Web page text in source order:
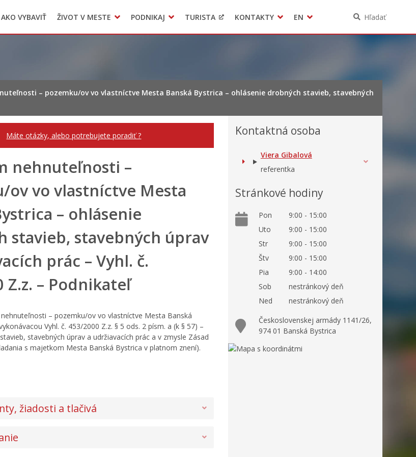
Pomoc pre Ukrajinu
Zmluvy, faktúry a objednávky
Ochrana osobných údajov
AKO VYBAVIŤ ŽIVOT V MESTE
Odpady, verejné priestranstvá
3D model mesta Banská Bystrica
PODNIKAJ TURISTA KONTAKTY EN
Accommodation
Contact
Hľadať
– pozemku/ov vo vlastníctve Mesta Banská Bystrica – ohlásenie drobných stavieb, stavebných
Máte otázky, alebo potrebujete poradiť ?
nehnuteľnosti –
ov vo vlastníctve Mesta
– ohlásenie
stavieb, stavebných úprav
prác – Vyhl. č.
Z.z. – Podnikateľ
– pozemku/ov vo vlastníctve Mesta Banská
Vyhl. č. 453/2000 Z.z. § 5 ods. 2 písm. a (k § 57) –
stavebných úprav a udržiavacích prác a v zmysle Zásad
s majetkom Mesta Banská Bystrica v platnom znení).
žiadosti a tlačivá
Kontaktná osoba
Viera Gibalová
referentka
Stránkové hodiny
Pon
9:00 - 15:00
Uto
9:00 - 15:00
Str
9:00 - 15:00
Štv
9:00 - 15:00
Pia
9:00 - 14:00
Sob
nestránkový deň
Ned
nestránkový deň
Československej armády 1141/26,
974 01 Banská Bystrica